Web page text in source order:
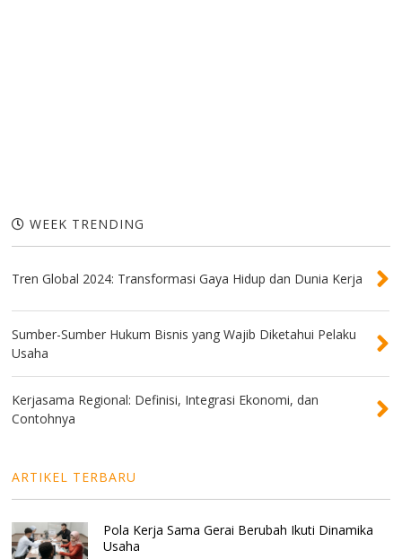
WEEK TRENDING
Tren Global 2024: Transformasi Gaya Hidup dan Dunia Kerja
Sumber-Sumber Hukum Bisnis yang Wajib Diketahui Pelaku
Usaha
Kerjasama Regional: Definisi, Integrasi Ekonomi, dan
Contohnya
ARTIKEL TERBARU
Pola Kerja Sama Gerai Berubah Ikuti Dinamika
Usaha